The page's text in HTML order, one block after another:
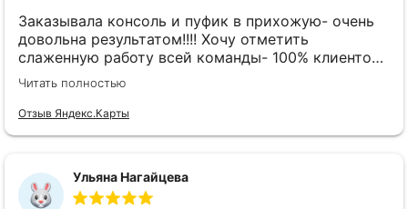
Заказывала консоль и пуфик в прихожую- очень
довольна результатом!!!! Хочу отметить
слаженную работу всей команды- 100% клиенто
ориентированная команда!!!! При заказе
внимательно слушают заказчика , что очень
облегчает подбор материала и цвета. Четкая
Читать полностью
Отзыв Яндекс.Карты
Ульяна Нагайцева